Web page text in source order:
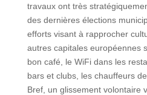
travaux ont très
des dernières élections
efforts visant à rapprocher
autres capitales européennes
bon café, le WiFi dans les
bars et clubs, les chauffeurs
Bref, un glissement volontaire